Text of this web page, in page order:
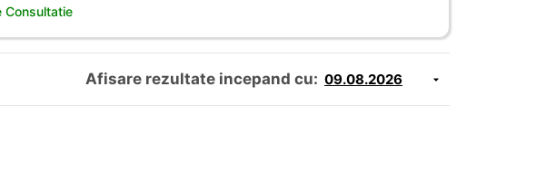
Consultatie
Afisare rezultate incepand cu: